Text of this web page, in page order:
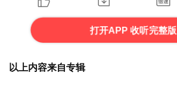
打开APP 收听完整版
以上内容来自专辑